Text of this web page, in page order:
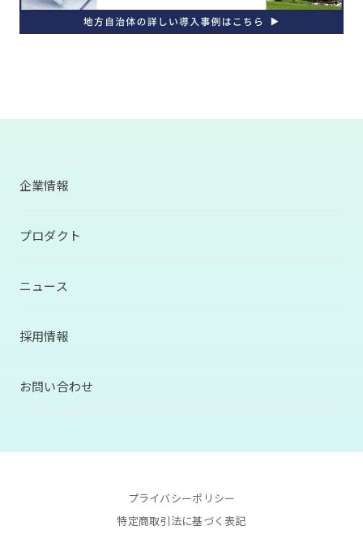
企業情報
プロダクト
ニュース
採用情報
お問い合わせ
プライバシーポリシー
特定商取引法に基づく表記